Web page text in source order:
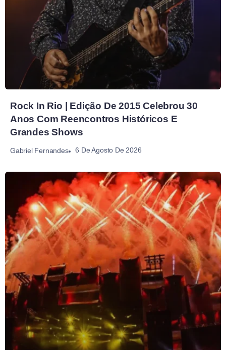
Rock In Rio | Edição De 2015 Celebrou 30
Anos Com Reencontros Históricos E
Grandes Shows
Gabriel Fernandes 6 De Agosto De 2026